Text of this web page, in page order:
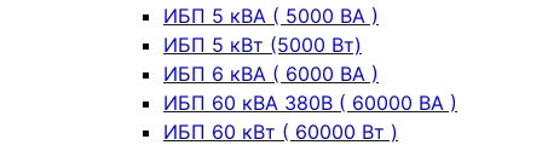
ИБП 5 кВА ( 5000 ВА )
ИБП 5 кВт (5000 Вт)
ИБП 6 кВА ( 6000 ВА )
ИБП 60 кВА 380В ( 60000 ВА )
ИБП 60 кВт ( 60000 Вт )